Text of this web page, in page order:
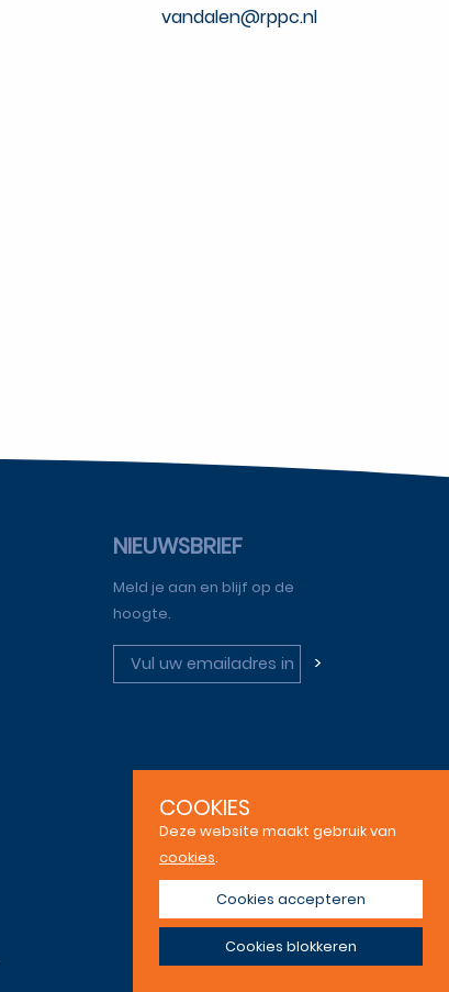
vandalen@rppc.nl
NIEUWSBRIEF
Meld je aan en blijf op de
hoogte.
>
COOKIES
Deze website maakt gebruik van
cookies.
Cookies accepteren
Cookies blokkeren